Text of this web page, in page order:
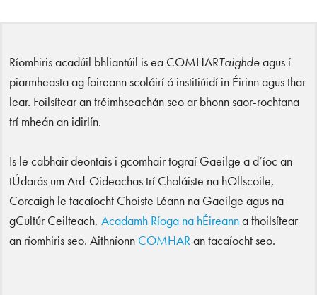
Ríomhiris acadúil bhliantúil is ea COMHARTaighdeagus í
piarmheasta ag foireann scoláirí ó institiúidí in Éirinn agus thar
lear. Foilsítear an tréimhseachán seo ar bhonn saor-rochtana
trí mheán an idirlín.
Is le cabhair deontais i gcomhair tograí Gaeilge a d’íoc an
tÚdarás um Ard-Oideachas trí Choláiste na hOllscoile,
Corcaigh le tacaíocht Choiste Léann na Gaeilge agus na
gCultúr Ceilteach, Acadamh Ríoga na hÉireanna fhoilsítear
an ríomhiris seo. Aithníonn COMHARan tacaíocht seo.